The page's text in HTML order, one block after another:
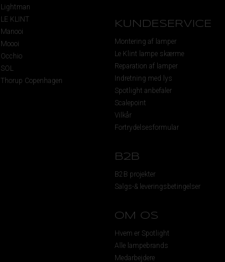
Lightman
LE KLINT
Manooi
Moooi
Occhio
SOL
Thorup Copenhagen
KUNDESERVICE
Montering af lamper
Le Klint lampe skærme
Reparation af lamper
Indretning med lys
Spotlight anbefaler
Scalepoint
Vilkår
Fortrydelsesformular
B2B
B2B projekter
Salgs-& leveringsbetingelser
OM OS
Hvem er Spotlight
Alle lampebrands
Medarbejdere